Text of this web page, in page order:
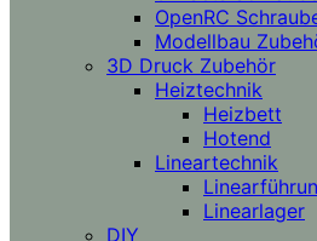
OpenRC
Modellbau
3D Druck Zubehör
Heiztechnik
Heizbett
Hotend
Lineartechnik
Linearlager
DIY